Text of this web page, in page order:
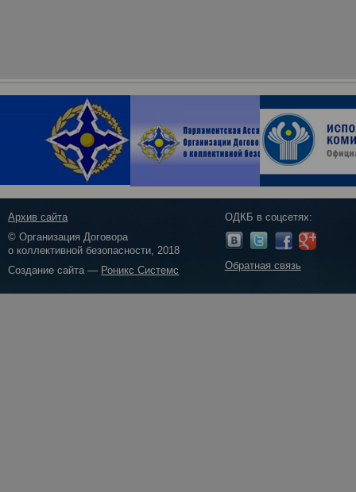
Архив сайта
© Организация Договора
о коллективной безопасности, 2018
Создание сайта — Роникс Системс
ОДКБ в соцсетях:
Обратная связь